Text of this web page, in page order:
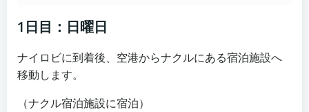
1日目：日曜日
ナイロビに到着後、空港からナクルにある宿泊施設へ
移動します。
（ナクル宿泊施設に宿泊）